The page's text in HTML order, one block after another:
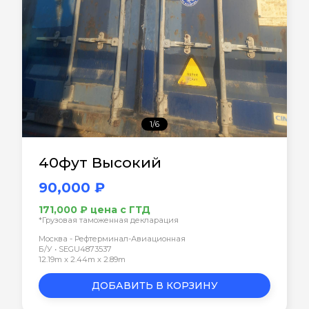
1/6
40фут Высокий
90,000 ₽
171,000 ₽ цена с ГТД
*Грузовая таможенная декларация
Москва - Рефтерминал-Авиационная
Б/У • SEGU4873537
12.19m x 2.44m x 2.89m
ДОБАВИТЬ В КОРЗИНУ